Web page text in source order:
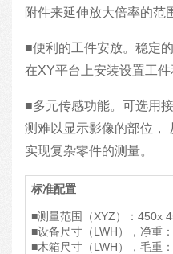
附件来延伸放大倍率的范
■便利的工件安放。稳定
在XY平台上安装设置工件
■多元传感功能。可选用
测难以显示影像的部位，
实现复杂零件的测量。
标准配置
■测量范围（XYZ）：450x
■设备尺寸（LWH），净重
■木箱尺寸（LWH），毛重